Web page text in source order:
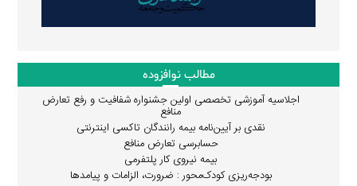
مطالب نوافزوده
اجلاسیه آموزشی تخصصی اولین جشنواره شفافیت و رفع تعارض
منافع
نقدی بر آیین‌نامه بیمه رانندگان تاکسی اینترنتی
حسابرسی تعارض منافع
بیمه نیروی کار پلتفرمی
بودجه‌ریزی کودک‌محور : ضرورت، الزامات و پیامدها